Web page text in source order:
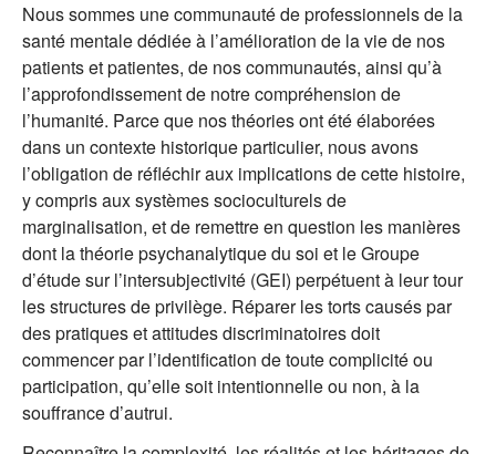
Nous sommes une communauté de professionnels de la
santé mentale dédiée à l’amélioration de la vie de nos
patients et patientes, de nos communautés, ainsi qu’à
l’approfondissement de notre compréhension de
l’humanité. Parce que nos théories ont été élaborées
dans un contexte historique particulier, nous avons
l’obligation de réfléchir aux implications de cette histoire,
y compris aux systèmes socioculturels de
marginalisation, et de remettre en question les manières
dont la théorie psychanalytique du soi et le Groupe
d’étude sur l’intersubjectivité (GEI) perpétuent à leur tour
les structures de privilège. Réparer les torts causés par
des pratiques et attitudes discriminatoires doit
commencer par l’identification de toute complicité ou
participation, qu’elle soit intentionnelle ou non, à la
souffrance d’autrui.